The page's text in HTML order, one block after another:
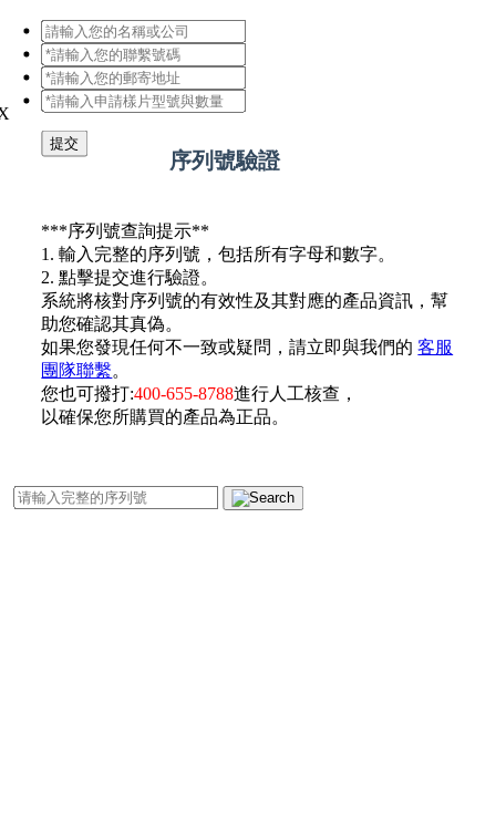
提交
序列號驗證
***序列號查詢提示**
1. 輸入完整的序列號，包括所有字母和數字。
2. 點擊提交進行驗證。
系統將核對序列號的有效性及其對應的產品資訊，幫
助您確認其真偽。
如果您發現任何不一致或疑問，請立即與我們的客服
團隊聯繫。
您也可撥打:400-655-8788進行人工核查，
以確保您所購買的產品為正品。